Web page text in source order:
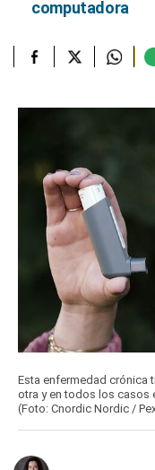
computadora
Esta enfermedad crónica
otra y en todos los casos
(Foto: Cnordic Nordic /